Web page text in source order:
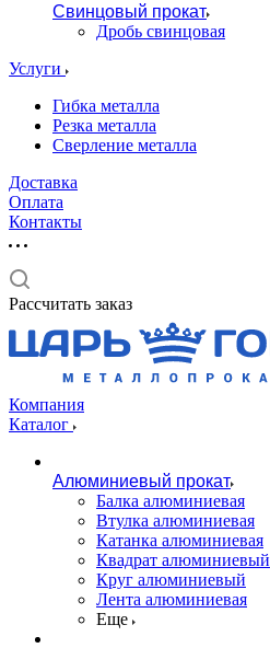
Свинцовый прокат
Дробь свинцовая
Услуги
Гибка металла
Резка металла
Сверление металла
Доставка
Оплата
Контакты
Рассчитать заказ
Компания
Каталог
Алюминиевый прокат
Балка алюминиевая
Втулка алюминиевая
Катанка алюминиевая
Квадрат алюминиевый
Круг алюминиевый
Лента алюминиевая
Еще